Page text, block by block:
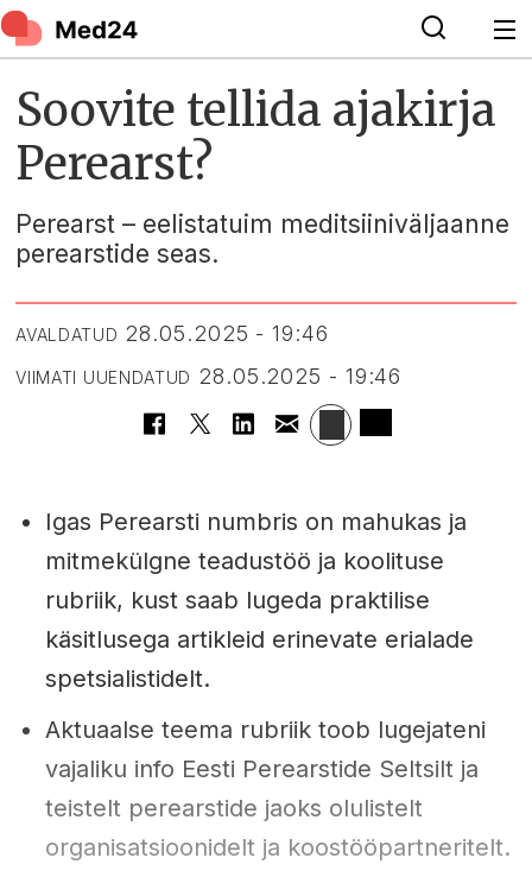
Soovite tellida ajakirja
Perearst?
Perearst – eelistatuim meditsiiniväljaanne
perearstide seas.
AVALDATUD 28.05.2025 - 19:46
VIIMATI UUENDATUD 28.05.2025 - 19:46
Igas Perearsti numbris on mahukas ja
mitmekülgne teadustöö ja koolituse
rubriik, kust saab lugeda praktilise
käsitlusega artikleid erinevate erialade
spetsialistidelt.
Aktuaalse teema rubriik toob lugejateni
vajaliku info Eesti Perearstide Seltsilt ja
teistelt perearstide jaoks olulistelt
organisatsioonidelt ja koostööpartneritelt.